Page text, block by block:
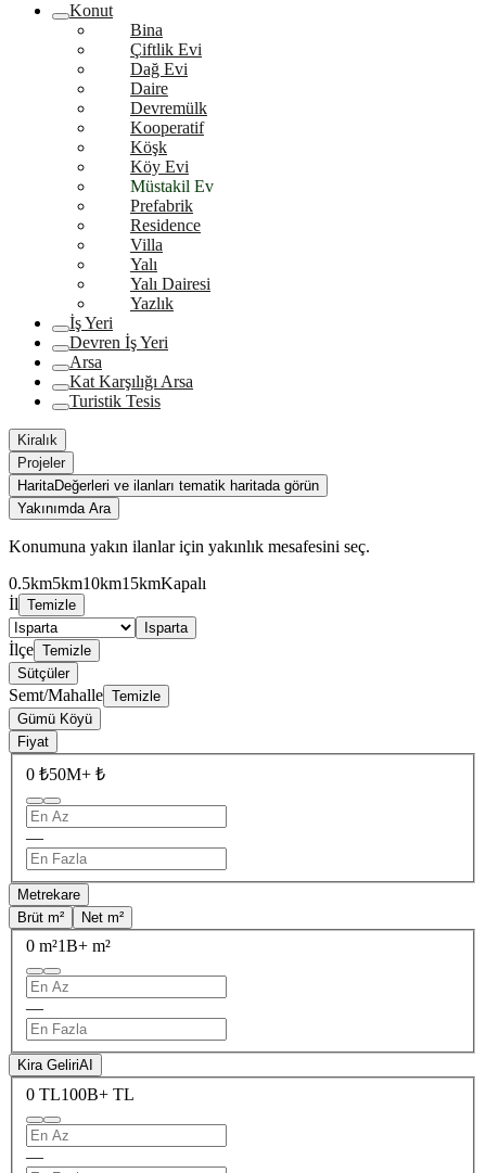
Konut
Bina
Çiftlik Evi
Dağ Evi
Daire
Devremülk
Kooperatif
Köşk
Köy Evi
Müstakil Ev
Prefabrik
Residence
Villa
Yalı
Yalı Dairesi
Yazlık
İş Yeri
Devren İş Yeri
Arsa
Kat Karşılığı Arsa
Turistik Tesis
Kiralık
Projeler
HaritaDeğerleri ve ilanları tematik haritada görün
Yakınımda Ara
Konumuna yakın ilanlar için yakınlık mesafesini seç.
0.5km5km10km15kmKapalı
İl Temizle
Isparta
İlçe Temizle
Sütçüler
Semt/Mahalle Temizle
Gümü Köyü
Fiyat
0 ₺50M+ ₺
—
Metrekare
Brüt m²
Net m²
0 m²1B+ m²
—
Kira GeliriAI
0 TL100B+ TL
—